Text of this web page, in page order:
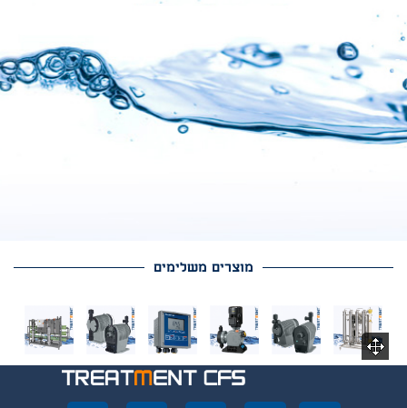
שירות
השירות שלנוכולל תיכנון
התקנת הציוד באתר אחריות
שירות ותחזוקה לאורךשנים
-
מוצרים משלימים